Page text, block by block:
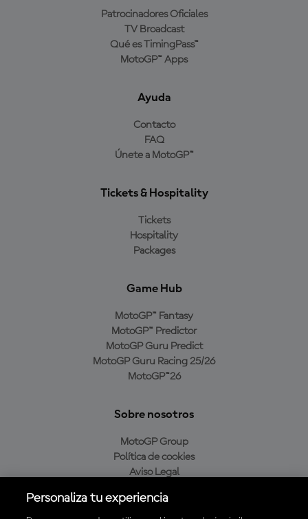
Patrocinadores Oficiales
TV Broadcast
Qué es TimingPass™
MotoGP™ Apps
Ayuda
Contacto
FAQ
Únete a MotoGP™
Tickets & Hospitality
Tickets
Hospitality
Packages
Game Hub
MotoGP™ Fantasy
MotoGP™ Predictor
MotoGP Guru Predict
MotoGP Guru Racing 25/26
MotoGP™26
Sobre nosotros
MotoGP Group
Política de cookies
Aviso Legal
Política de compra
Personaliza tu experiencia